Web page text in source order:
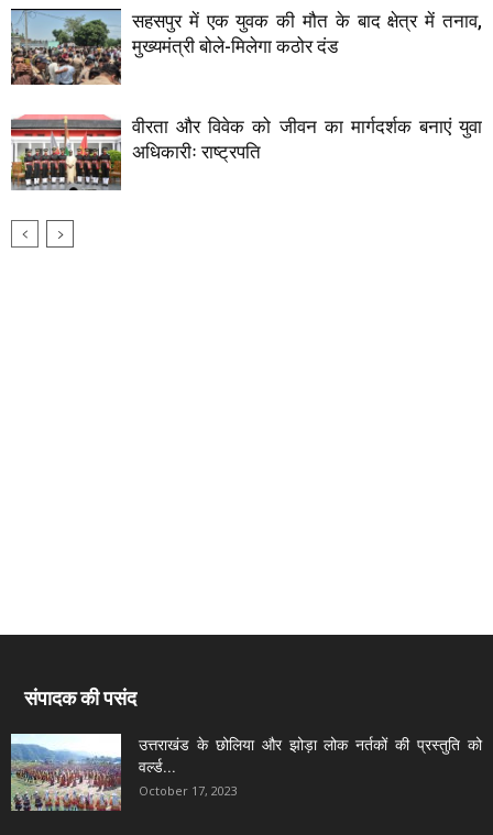
सहसपुर में एक युवक की मौत के बाद क्षेत्र में तनाव,
मुख्यमंत्री बोले-मिलेगा कठोर दंड
वीरता और विवेक को जीवन का मार्गदर्शक बनाएं युवा
अधिकारीः राष्ट्रपति
संपादक की पसंद
उत्तराखंड के छोलिया और झोड़ा लोक नर्तकों की प्रस्तुति को
वर्ल्ड...
October 17, 2023